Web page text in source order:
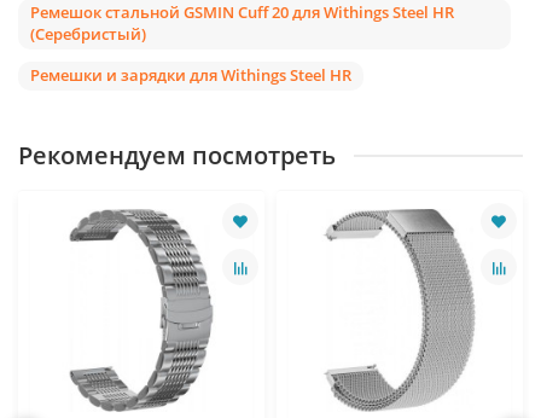
Ремешок стальной GSMIN Cuff 20 для Withings Steel HR
(Серебристый)
Ремешки и зарядки для Withings Steel HR
Рекомендуем посмотреть